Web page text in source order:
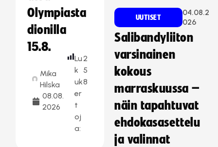
Olympiasta
dionilla
15.8.
Mika
Hilska
08.08.
2026
Lu
k
uk
er
t
oj
a:
2
5
8
UUTISET
04.08.2
026
Salibandyliiton
varsinainen
kokous
marraskuussa –
näin tapahtuvat
ehdokasasettelu
ja valinnat